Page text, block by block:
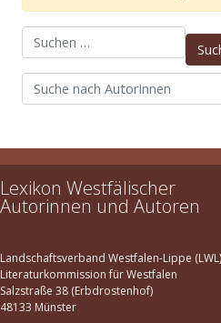
Suchen nach:
Lexikon Westfälischer
Autorinnen und Autoren
Landschaftsverband Westfalen-Lippe (LWL)
Literaturkommission für Westfalen
Salzstraße 38 (Erbdrostenhof)
48133 Münster